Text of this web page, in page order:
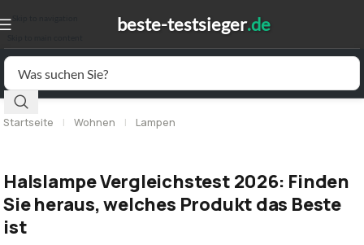
Startseite | Wohnen | Lampen
Halslampe Vergleichstest 2026: Finden
Sie heraus, welches Produkt das Beste
ist